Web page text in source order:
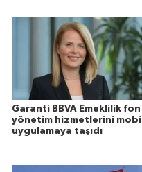
Garanti BBVA Emeklilik fon
yönetim hizmetlerini mobil
uygulamaya taşıdı